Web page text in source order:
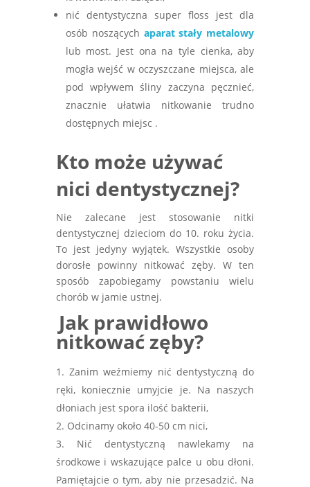
nić dentystyczna super floss jest dla
osób noszących aparat stały metalowy
lub most. Jest ona na tyle cienka, aby
mogła wejść w oczyszczane miejsca, ale
pod wpływem śliny zaczyna pęcznieć,
znacznie ułatwia nitkowanie trudno
dostępnych miejsc .
Kto może używać
nici dentystycznej?
Nie zalecane jest stosowanie nitki
dentystycznej dzieciom do 10. roku życia.
To jest jedyny wyjątek. Wszystkie osoby
dorosłe powinny nitkować zęby. W ten
sposób zapobiegamy powstaniu wielu
chorób w jamie ustnej.
Jak prawidłowo
nitkować zęby?
Zanim weźmiemy nić dentystyczną do
ręki, koniecznie umyjcie je. Na naszych
dłoniach jest spora ilość bakterii,
Odcinamy około 40-50 cm nici,
Nić dentystyczną nawlekamy na
środkowe i wskazujące palce u obu dłoni.
Pamiętajcie o tym, aby nie przesadzić. Na